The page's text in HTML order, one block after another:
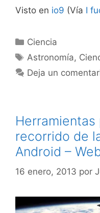
Visto en io9 (Vía I
Categorías
Ciencia
Etiquetas
Astronomía,
Deja un
recorrido de
Android –
16 enero, 2013 por